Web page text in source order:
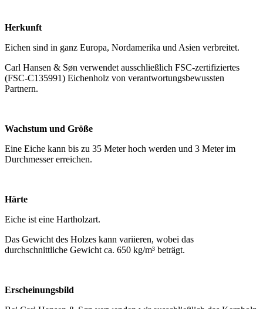
Herkunft
Eichen sind in ganz Europa, Nordamerika und Asien verbreitet.
Carl Hansen & Søn verwendet ausschließlich FSC-zertifiziertes
(FSC-C135991) Eichenholz von verantwortungsbewussten
Partnern.
Wachstum und Größe
Eine Eiche kann bis zu 35 Meter hoch werden und 3 Meter im
Durchmesser erreichen.
Härte
Eiche ist eine Hartholzart.
Das Gewicht des Holzes kann variieren, wobei das
durchschnittliche Gewicht ca. 650 kg/m³ beträgt.
Erscheinungsbild